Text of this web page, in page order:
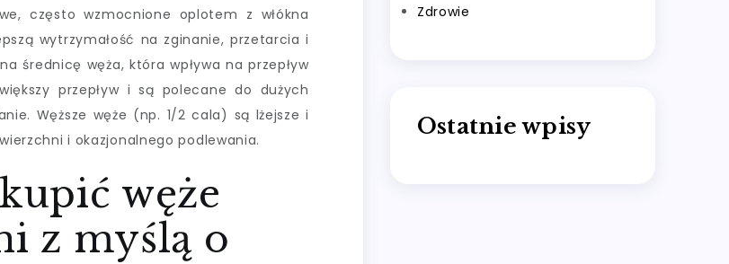
często wzmocnione oplotem z włókna
wytrzymałość na zginanie, przetarcia i
średnicę węża, która wpływa na przepływ
przepływ i są polecane do dużych
Węższe węże (np. 1/2 cala) są lżejsze i
i okazjonalnego podlewania.
węże
z myślą o
Zdrowie
Ostatnie wpisy